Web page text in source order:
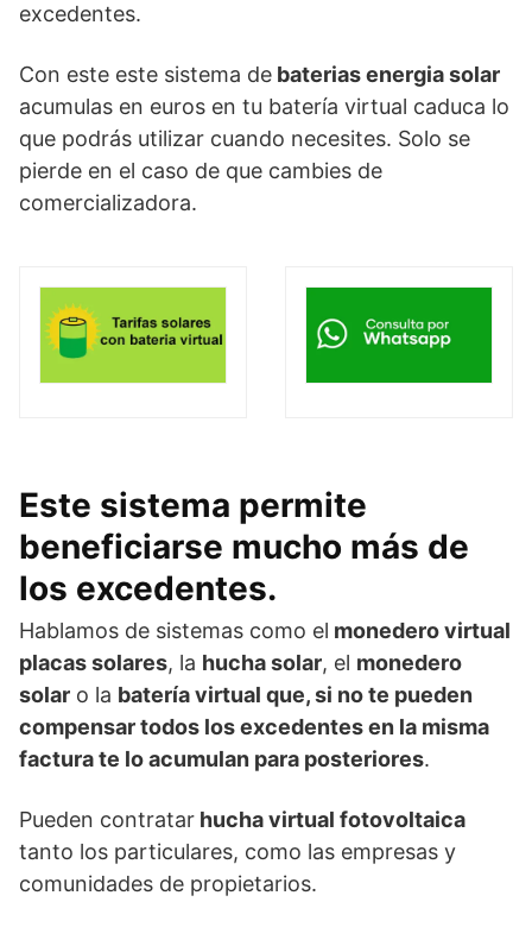
excedentes.
Con este este sistema de baterias energia solar
acumulas en euros en tu batería virtual caduca lo
que podrás utilizar cuando necesites. Solo se
pierde en el caso de que cambies de
comercializadora.
Este sistema permite
beneficiarse mucho más de
los excedentes.
Hablamos de sistemas como el monedero virtual
placas solares, la hucha solar, el monedero
solar o la batería virtual que, si no te pueden
compensar todos los excedentes en la misma
factura te lo acumulan para posteriores.
Pueden contratar hucha virtual fotovoltaica
tanto los particulares, como las empresas y
comunidades de propietarios.